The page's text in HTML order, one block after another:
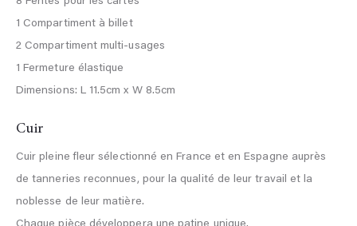
1 Compartiment à billet
2 Compartiment multi-usages
1 Fermeture élastique
Dimensions: L 11.5cm x W 8.5cm
Cuir
Cuir pleine fleur sélectionné en France et en Espagne auprès
de tanneries reconnues, pour la qualité de leur travail et la
noblesse de leur matière.